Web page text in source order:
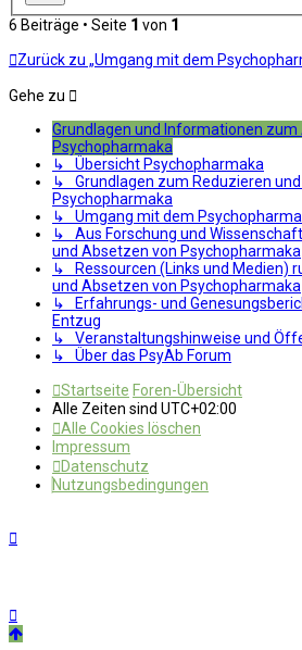
6 Beiträge • Seite 1 von 1
Zurück zu „Umgang mit dem
Gehe zu
Grundlagen und Informationen zum
Psychopharmaka
↳ Übersicht Psychopharmaka
↳ Grundlagen zum Reduzieren
Psychopharmaka
↳ Umgang mit dem
↳ Aus Forschung und
und Absetzen von Psychopharmaka
↳ Ressourcen (Links und Medien)
und Absetzen von Psychopharmaka
↳ Erfahrungs- und
Entzug
↳ Veranstaltungshinweise und
↳ Über das PsyAb Forum
Startseite Foren-Übersicht
Alle Zeiten sind UTC+02:00
Alle Cookies löschen
Impressum
Datenschutz
Nutzungsbedingungen